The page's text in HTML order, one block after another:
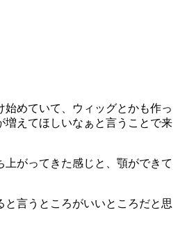
めていて、ウィッグとかも作っ
増えてほしいなぁと言うことで来
がってきた感じと、顎ができて
と言うところがいいところだと思